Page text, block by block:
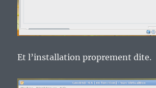
Et l’installation proprement dite.